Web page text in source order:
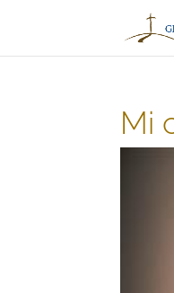
Mi